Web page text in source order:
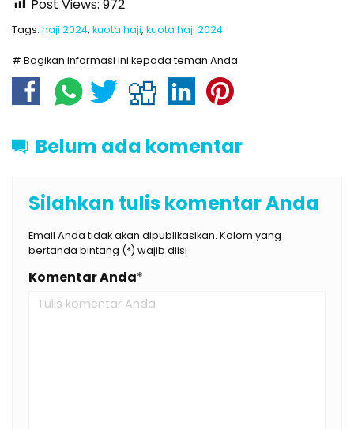
Post Views: 972
Tags: haji 2024, kuota haji, kuota haji 2024
# Bagikan informasi ini kepada teman Anda
Belum ada komentar
Silahkan tulis komentar Anda
Email Anda tidak akan dipublikasikan. Kolom yang
bertanda bintang (*) wajib diisi
Komentar Anda*